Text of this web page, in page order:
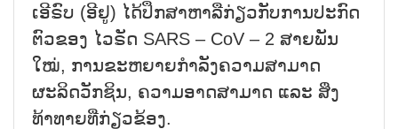
ເອີຣົບ (ອີຢູ) ໄດ້ປຶກສາຫາລືກ່ຽວກັບການປະກົດ
ຕົວຂອງ ໄວຣັດ SARS – CoV – 2 ສາຍພັນ
ໃໝ່, ການຂະຫຍາຍກຳລັງຄວາມສາມາດ
ຜະລິດວັກຊິນ, ຄວາມອາດສາມາດ ແລະ ສິ່ງ
ທ້າທາຍທີ່ກ່ຽວຂ້ອງ.